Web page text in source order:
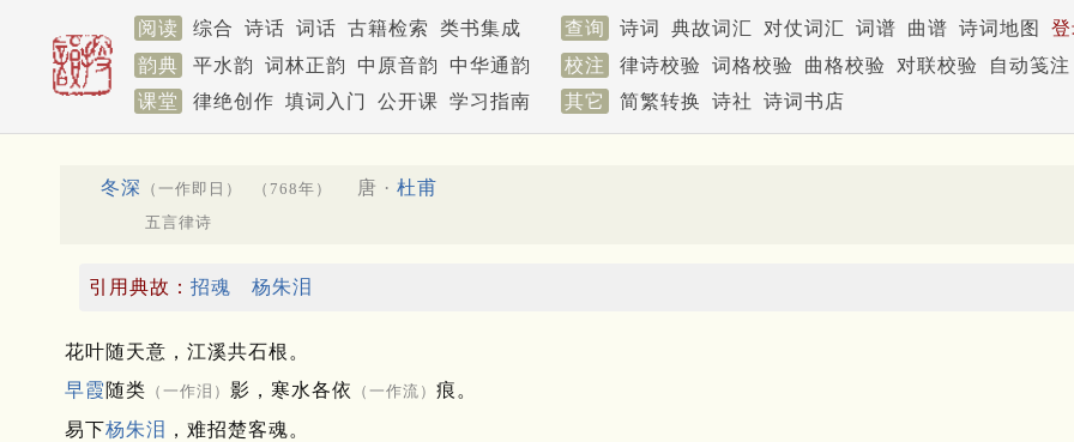
阅读 综合 诗话 词话 古籍检索 类书集成 查询 诗词 典故词汇 对仗词汇 词谱 曲谱 诗词地图
韵典
平水韵 词林正韵 中原音韵 中华通韵 校注 律诗校验 词格校验 曲格校验 对联校验
自动笺注
课堂
律绝创作 填词入门 公开课 学习指南 其它 简繁转换 诗社 诗词书店
冬深 （一作即日） （768年） 唐 · 杜甫
五言律诗
引用典故： 招魂 杨朱泪
花叶随天意，江溪共石根。
早霞 随类 （一作泪） 影，寒水各依 （一作流） 痕。
易下杨朱泪 ，难招楚客魂。